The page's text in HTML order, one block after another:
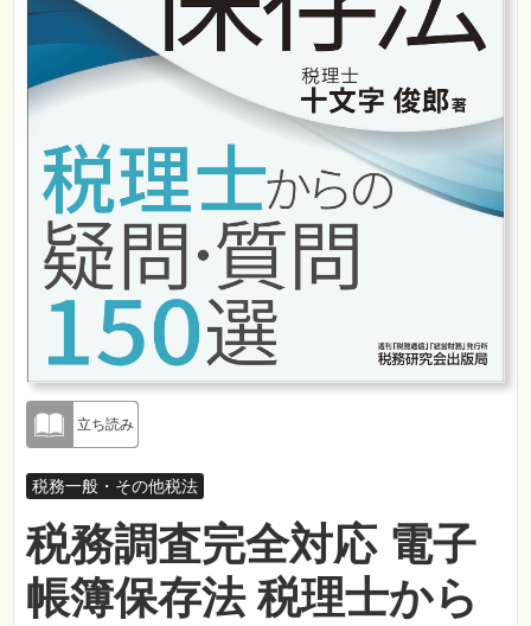
立ち読み
税務一般・その他税法
税務調査完全対応 電子
帳簿保存法 税理士から